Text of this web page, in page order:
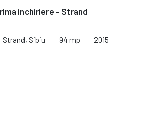
inchiriere - Strand
Strand, Sibiu 94 mp 2015